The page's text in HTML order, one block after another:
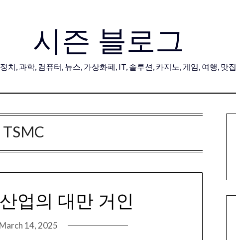
시즌 블로그
치, 과학, 컴퓨터, 뉴스, 가상화폐, IT, 솔루션, 카지노, 게임, 여행, 맛집
TSMC
업의 대만 거인
March 14, 2025